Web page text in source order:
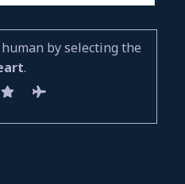
by selecting the
.